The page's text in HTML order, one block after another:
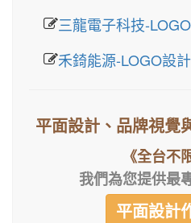
三龍電子科技-
禾錡能源-LOGO設計
平面設計、品牌視覺
《全台不
我們為您提供最
平面設計